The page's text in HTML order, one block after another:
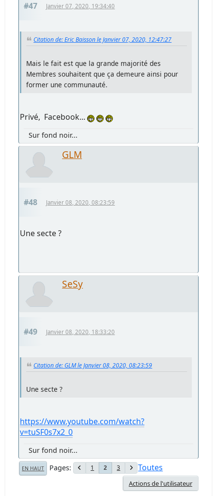
#47 Janvier 07, 2020, 19:34:40
Citation de: Eric Baisson le Janvier 07, 2020, 12:47:27
Mais le fait est que la grande majorité des
Membres souhaitent que ça demeure ainsi pour
former une communauté.
Privé, Facebook...
Sur fond noir...
GLM
#48 Janvier 08, 2020, 08:23:59
Une secte ?
SeSy
#49 Janvier 08, 2020, 18:33:20
Citation de: GLM le Janvier 08, 2020, 08:23:59
Une secte ?
https://www.youtube.com/watch?
v=tuSF0s7x2_0
Sur fond noir...
EN HAUT Pages 1 2 3 Toutes
Actions de l'utilisateur